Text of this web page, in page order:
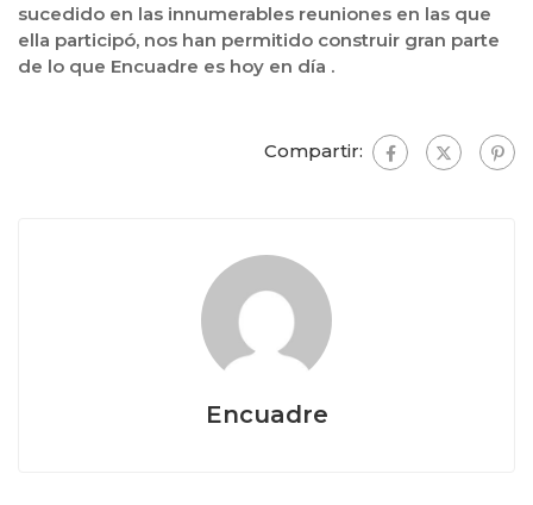
sucedido en las innumerables reuniones en las que
ella participó, nos han permitido construir gran parte
de lo que Encuadre es hoy en día .
Compartir:
Encuadre